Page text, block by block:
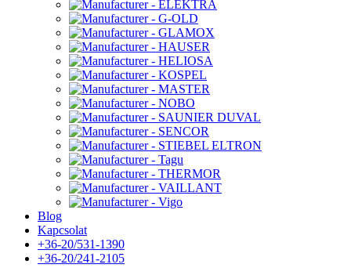
Blog
Kapcsolat
+36-20/531-1390
+36-20/241-2105